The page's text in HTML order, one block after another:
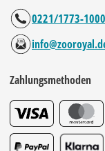
0221/1773-1000
Zahlungsmethoden